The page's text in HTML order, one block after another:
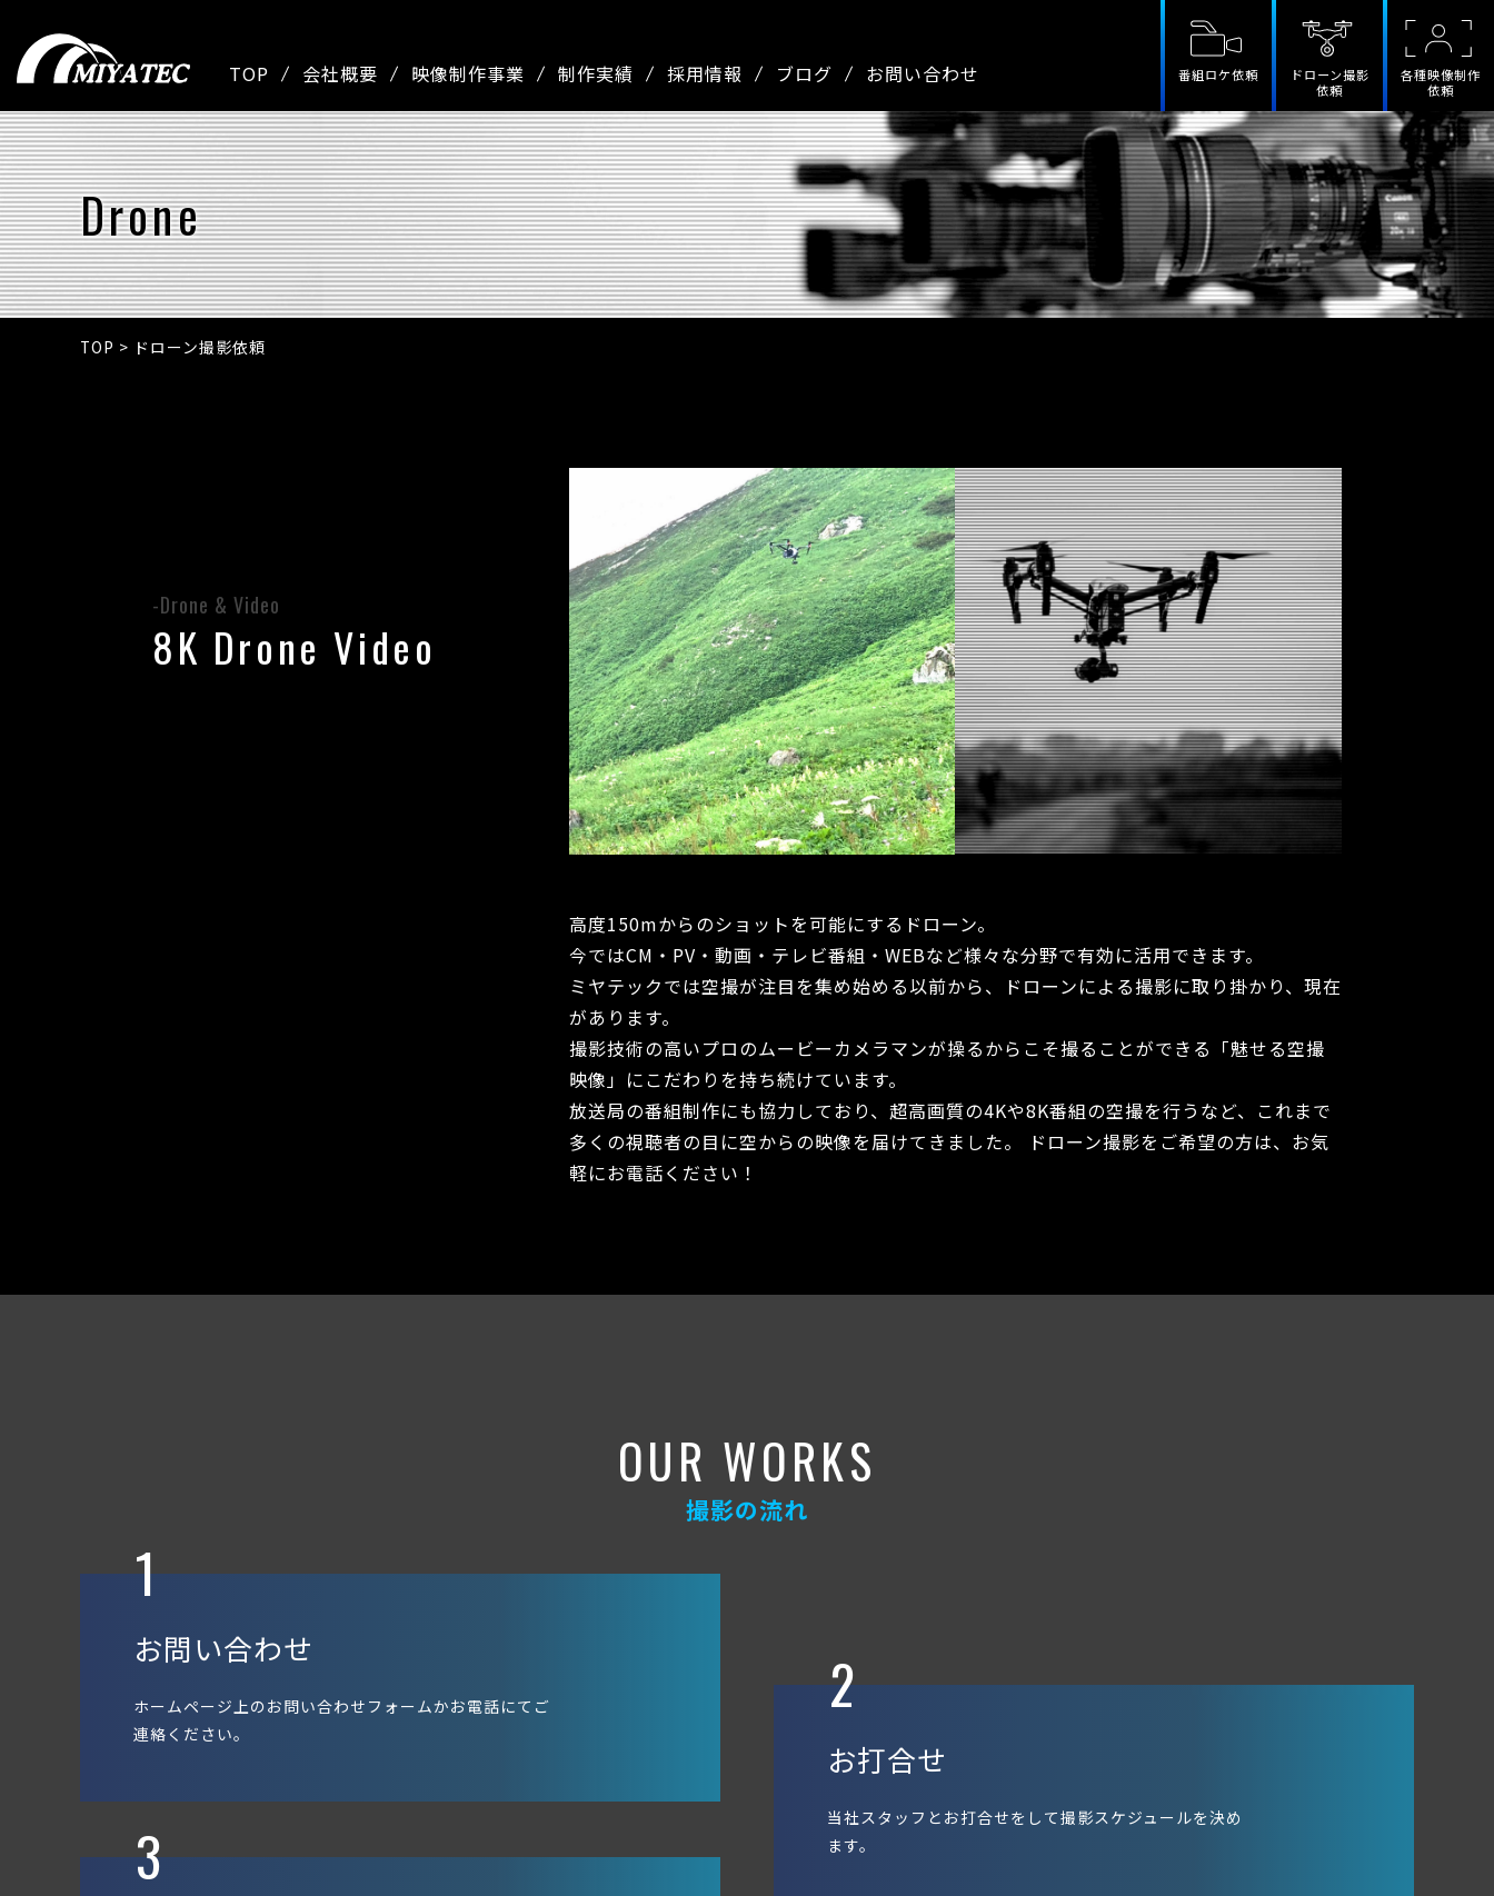
TOP 会社概要 映像制作事業 制作実績 採用情報 ブログ お問い合わせ 番組ロケ依頼
ドローン撮影
依頼
各種映像制作
依頼
Drone
TOP > ドローン撮影依頼
-Drone & Video
8K Drone Video
高度150mからのショットを可能にするドローン。
今ではCM・PV・動画・テレビ番組・WEBなど様々な分野で有効に活用できます。
ミヤテックでは空撮が注目を集め始める以前から、ドローンによる撮影に取り掛かり、現在
があります。
撮影技術の高いプロのムービーカメラマンが操るからこそ撮ることができる「魅せる空撮
映像」にこだわりを持ち続けています。
放送局の番組制作にも協力しており、超高画質の4Kや8K番組の空撮を行うなど、これまで
多くの視聴者の目に空からの映像を届けてきました。 ドローン撮影をご希望の方は、お気
軽にお電話ください！
OUR WORKS
撮影の流れ
1
お問い合わせ
ホームページ上のお問い合わせフォームかお電話にてご
連絡ください。
2
お打合せ
当社スタッフとお打合せをして撮影スケジュールを決め
ます。
3